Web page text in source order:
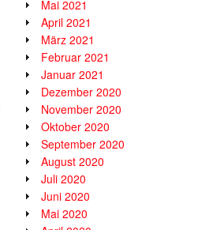
Mai 2021
April 2021
März 2021
Februar 2021
Januar 2021
Dezember 2020
November 2020
Oktober 2020
September 2020
August 2020
Juli 2020
Juni 2020
Mai 2020